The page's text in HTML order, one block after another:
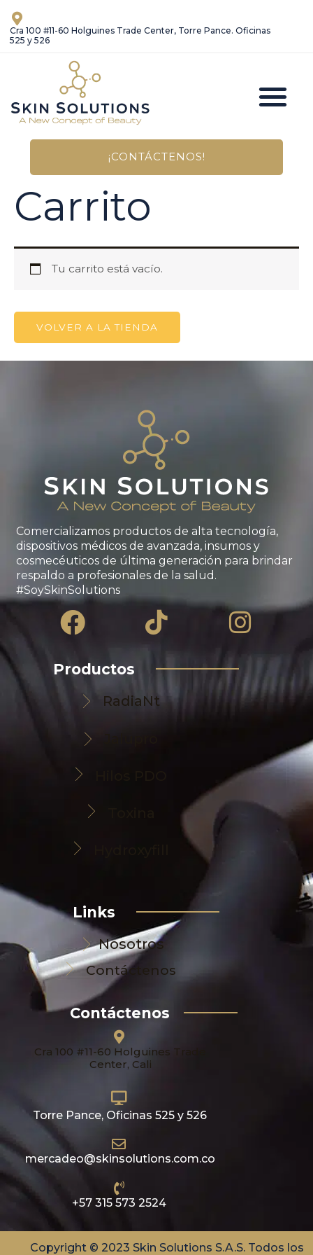
contenido
Cra 100 #11-60 Holguines Trade Center, Torre Pance. Oficinas
525 y 526
¡CONTÁCTENOS!
Carrito
Tu carrito está vacío.
VOLVER A LA TIENDA
Comercializamos productos de alta tecnología,
dispositivos médicos de avanzada, insumos y
cosmecéuticos de última generación para brindar
respaldo a profesionales de la salud.
#SoySkinSolutions
FacebookTiktok
Productos
RadiaNt
Links
Nosotros
Contáctenos
Contáctenos
Cra 100 #11-60 Holguines Trade
Center, Cali
Torre Pance, Oficinas 525 y 526
mercadeo@skinsolutions.com.co
+57 315 573 2524
Copyright © 2023 Skin Solutions S.A.S. Todos los